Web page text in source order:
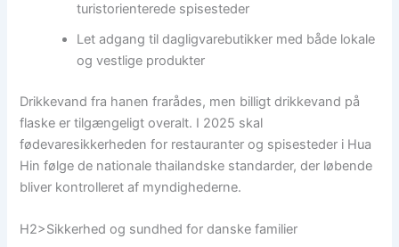
turistorienterede spisesteder
Let adgang til dagligvarebutikker med både lokale
og vestlige produkter
Drikkevand fra hanen frarådes, men billigt drikkevand på
flaske er tilgængeligt overalt. I 2025 skal
fødevaresikkerheden for restauranter og spisesteder i Hua
Hin følge de nationale thailandske standarder, der løbende
bliver kontrolleret af myndighederne.
H2>Sikkerhed og sundhed for danske familier